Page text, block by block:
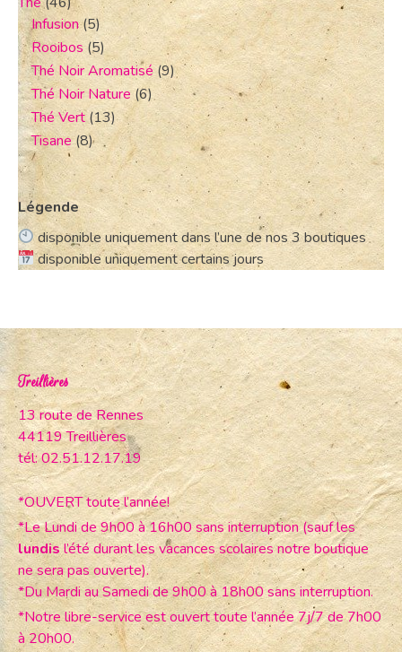
Infusion(5)
Rooibos (5)
Thé Noir Aromatisé (9)
Thé Noir Nature (6)
Thé Vert (13)
Tisane (8)
Légende
disponible uniquement dans l’une de nos 3 boutiques
disponible uniquement certains jours
Treillières
13 route de Rennes
44119 Treillières
tél: 02.51.12.17.19
*OUVERT toute l’année!
*Le Lundi de 9h00 à 16h00 sans interruption (sauf les
lundisl’été durant les vacances scolaires notre boutique
ne sera pas ouverte).
*Du Mardi au Samedi de 9h00 à 18h00 sans interruption.
*Notre libre-service est ouvert toute l’année 7j/7 de 7h00
à 20h00.